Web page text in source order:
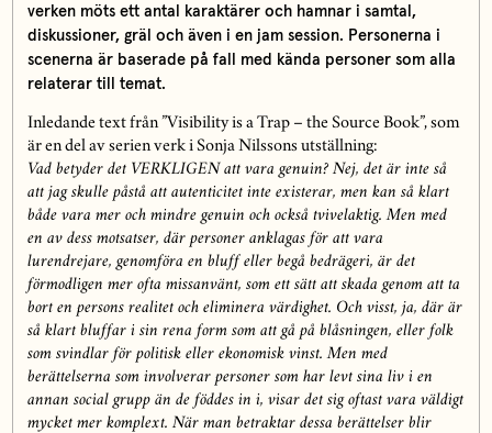
verken möts ett antal karaktärer och hamnar i samtal,
diskussioner, gräl och även i en jam session. Personerna i
scenerna är baserade på fall med kända personer som alla
relaterar till temat.
Inledande text från ”Visibility is a Trap – the Source Book”, som
är en del av serien verk i Sonja Nilssons utställning:
Vad betyder det VERKLIGEN att vara genuin? Nej, det är inte så
att jag skulle påstå att autenticitet inte existerar, men kan så klart
både vara mer och mindre genuin och också tvivelaktig. Men med
en av dess motsatser, där personer anklagas för att vara
lurendrejare, genomföra en bluff eller begå bedrägeri, är det
förmodligen mer ofta missanvänt, som ett sätt att skada genom att ta
bort en persons realitet och eliminera värdighet. Och visst, ja, där är
så klart bluffar i sin rena form som att gå på blåsningen, eller folk
som svindlar för politisk eller ekonomisk vinst. Men med
berättelserna som involverar personer som har levt sina liv i en
annan social grupp än de föddes in i, visar det sig oftast vara väldigt
mycket mer komplext. När man betraktar dessa berättelser blir